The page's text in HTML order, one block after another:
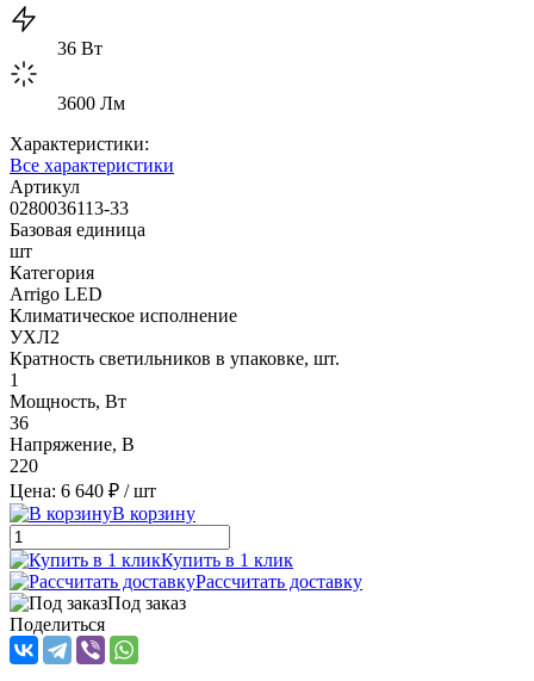
36 Вт
3600 Лм
Характеристики:
Все характеристики
Артикул
0280036113-33
Базовая единица
шт
Категория
Arrigo LED
Климатическое исполнение
УХЛ2
Кратность светильников в упаковке, шт.
1
Мощность, Вт
36
Напряжение, В
220
Цена: 6 640 ₽ / шт
В корзину
Купить в 1 клик
Рассчитать доставку
Под заказ
Поделиться